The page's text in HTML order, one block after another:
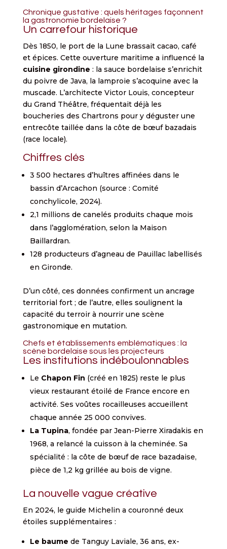
Chronique gustative : quels héritages façonnent
la gastronomie bordelaise ?
Un carrefour historique
Dès 1850, le port de la Lune brassait cacao, café
et épices. Cette ouverture maritime a influencé la
cuisine girondine : la sauce bordelaise s’enrichit
du poivre de Java, la lamproie s’acoquine avec la
muscade. L’architecte Victor Louis, concepteur
du Grand Théâtre, fréquentait déjà les
boucheries des Chartrons pour y déguster une
entrecôte taillée dans la côte de bœuf bazadais
(race locale).
Chiffres clés
3 500 hectares d’huîtres affinées dans le
bassin d’Arcachon (source : Comité
conchylicole, 2024).
2,1 millions de canelés produits chaque mois
dans l’agglomération, selon la Maison
Baillardran.
128 producteurs d’agneau de Pauillac labellisés
en Gironde.
D’un côté, ces données confirment un ancrage
territorial fort ; de l’autre, elles soulignent la
capacité du terroir à nourrir une scène
gastronomique en mutation.
Chefs et établissements emblématiques : la
scène bordelaise sous les projecteurs
Les institutions indéboulonnables
Le Chapon Fin (créé en 1825) reste le plus
vieux restaurant étoilé de France encore en
activité. Ses voûtes rocailleuses accueillent
chaque année 25 000 convives.
La Tupina, fondée par Jean-Pierre Xiradakis en
1968, a relancé la cuisson à la cheminée. Sa
spécialité : la côte de bœuf de race bazadaise,
pièce de 1,2 kg grillée au bois de vigne.
La nouvelle vague créative
En 2024, le guide Michelin a couronné deux
étoiles supplémentaires :
Le baume de Tanguy Laviale, 36 ans, ex-